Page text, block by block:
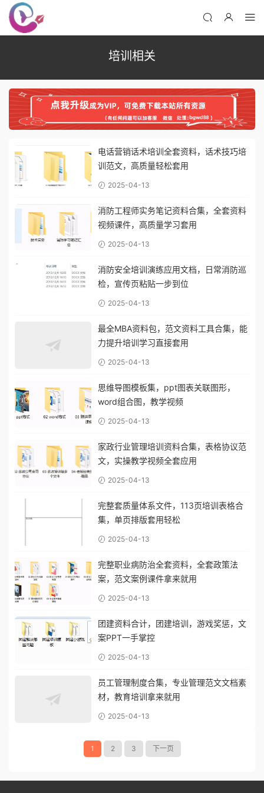
培训相关
电话营销话术培训全套资料，话术技巧培
训范文，高质量轻松套用
2025-04-13
消防工程师实务笔记资料合集，全套资料
视频课件，高质量学习套用
2025-04-13
消防安全培训演练应用文档，日常消防巡
检，宣传页粘贴一步到位
2025-04-13
最全MBA资料包，范文资料工具合集，能
力提升培训学习直接套用
2025-04-13
思维导图模板集，ppt图表关联图形，
word组合图，教学视频
2025-04-13
家政行业管理培训资料合集，表格协议范
文，实操教学视频全套应用
2025-04-13
完整套质量体系文件，113页培训表格合
集，单页排版套用轻松
2025-04-13
完整职业病防治全套资料，全套政策法
案，范文案例课件拿来就用
2025-04-13
团建资料合计，团建培训，游戏奖惩，文
案PPT一手掌控
2025-04-13
员工管理制度合集，专业管理范文文档素
材，教育培训拿来就用
2025-04-13
1 2 3 下一页